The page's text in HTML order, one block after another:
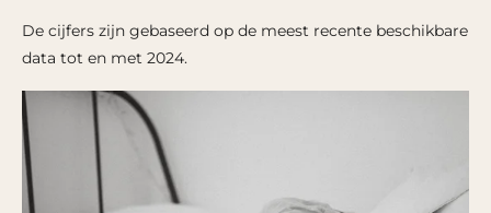
De cijfers zijn gebaseerd op de meest recente beschikbare
data tot en met 2024.